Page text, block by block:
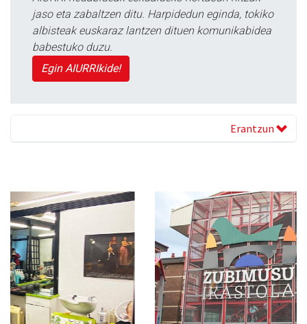
jaso eta zabaltzen ditu. Harpidedun eginda, tokiko
albisteak euskaraz lantzen dituen komunikabidea
babestuko duzu.
Egin AIURRIkide!
Erantzun